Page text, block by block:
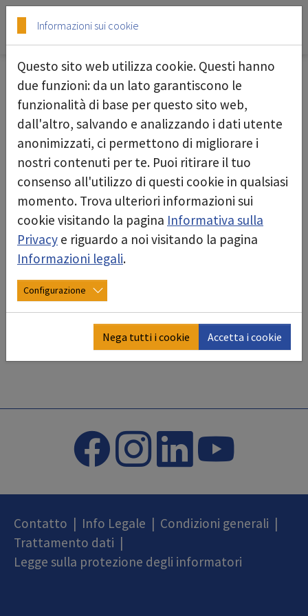
Skip to main content
Skip to page footer
Ricerca
Find Reset
Risultati della ricerca
Contatto Info Legale Condizioni generali
Trattamento dati
Legge sulla protezione degli informatori
Informazioni sui cookie
Questo sito web utilizza cookie. Questi hanno
due funzioni: da un lato garantiscono le
funzionalità di base per questo sito web,
dall'altro, salvando e analizzando i dati utente
anonimizzati, ci permettono di migliorare i
nostri contenuti per te. Puoi ritirare il tuo
consenso all'utilizzo di questi cookie in qualsiasi
momento. Trova ulteriori informazioni sui
cookie visitando la pagina Informativa sulla
Privacy e riguardo a noi visitando la pagina
Informazioni legali.
Configurazione
Nega tutti i cookie Accetta i cookie